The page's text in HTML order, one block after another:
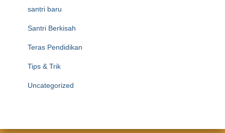
santri baru
Santri Berkisah
Teras Pendidikan
Tips & Trik
Uncategorized